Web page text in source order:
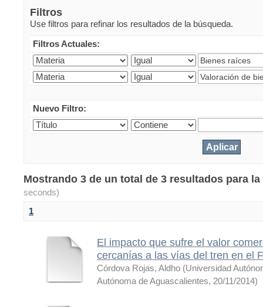
Filtros
Use filtros para refinar los resultados de la búsqueda.
Filtros Actuales:
Nuevo Filtro:
Mostrando 3 de un total de 3 resultados para
seconds)
1
El impacto que sufre el valor
cercanías a las vías del tren en el
Córdova Rojas, Aldho (Universidad
Autónoma de Aguascalientes, 20/11/2014)